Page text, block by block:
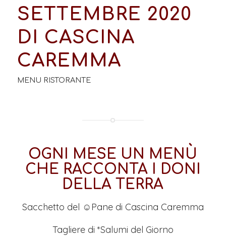
SETTEMBRE 2020
DI CASCINA
CAREMMA
MENU RISTORANTE
OGNI MESE UN MENÙ
CHE RACCONTA I DONI
DELLA TERRA
Sacchetto del ☺Pane di Cascina Caremma
Tagliere di *Salumi del Giorno